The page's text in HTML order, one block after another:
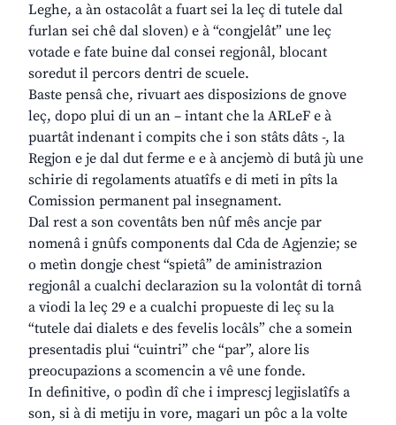
Leghe, a àn ostacolât a fuart sei la leç di tutele dal
furlan sei chê dal sloven) e à “congjelât” une leç
votade e fate buine dal consei regjonâl, blocant
soredut il percors dentri de scuele.
Baste pensâ che, rivuart aes disposizions de gnove
leç, dopo plui di un an – intant che la ARLeF e à
puartât indenant i compits che i son stâts dâts -, la
Regjon e je dal dut ferme e e à ancjemò di butâ jù une
schirie di regolaments atuatîfs e di meti in pîts la
Comission permanent pal insegnament.
Dal rest a son coventâts ben nûf mês ancje par
nomenâ i gnûfs components dal Cda de Agjenzie; se
o metìn dongje chest “spietâ” de aministrazion
regjonâl a cualchi declarazion su la volontât di tornâ
a viodi la leç 29 e a cualchi propueste di leç su la
“tutele dai dialets e des fevelis locâls” che a somein
presentadis plui “cuintri” che “par”, alore lis
preocupazions a scomencin a vê une fonde.
In definitive, o podìn dî che i imprescj legjislatîfs a
son, si à di metiju in vore, magari un pôc a la volte